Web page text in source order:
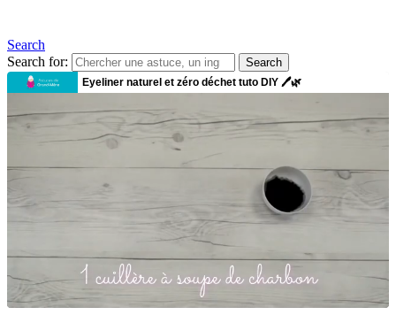
Search
Search for:
Search